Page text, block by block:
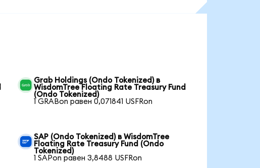
Grab Holdings (Ondo Tokenized) в
WisdomTree Floating Rate Treasury Fund
(Ondo Tokenized)
1 GRABon равен 0,071841 USFRon
SAP (Ondo Tokenized) в WisdomTree
Floating Rate Treasury Fund (Ondo
Tokenized)
1 SAPon равен 3,8488 USFRon